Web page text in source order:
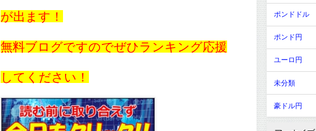
が出ます！
無料ブログですのでぜひランキング応援
してください！
ポンドドル
ポンド円
ユーロ円
未分類
豪ドル円